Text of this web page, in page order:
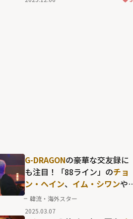
G-DRAGONの豪華な交友録に
も注目！「88ライン」のチョ
ン・ヘイン、 イム・シワンや
SEVENTEEN・BSS
楽を作り上げる「Good Day」
韓流・海外スター
2025.03.07